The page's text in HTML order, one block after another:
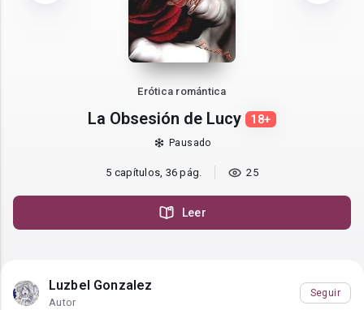
Erótica romántica
La Obsesión de Lucy 18+
Pausado
5 capítulos, 36 pág. 25
Leer
Luzbel Gonzalez
Autor
Seguir